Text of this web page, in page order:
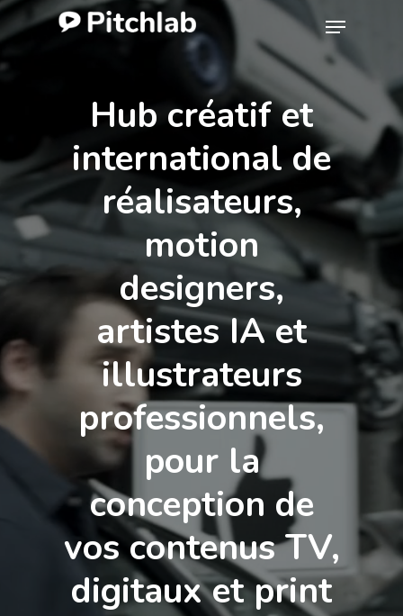
Skip
to
main
Menu
Hub créatif et
international de
réalisateurs,
motion
designers,
artistes IA et
illustrateurs
professionnels,
pour la
conception de
vos contenus TV,
digitaux et print
Menu